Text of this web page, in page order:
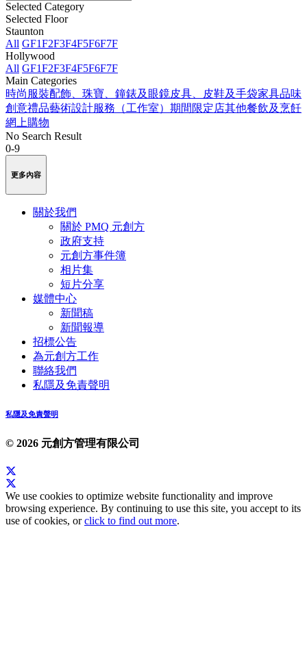
Selected Category
Selected Floor
Staunton
All GF1F2F3F4F5F6F7F
Hollywood
All GF1F2F3F4F5F6F7F
Main Categories
時尚服裝配飾、珠寶、鐘錶及眼鏡皮具、皮鞋及手袋家具品味
創意禮品藝術設計服務（工作室） 期間限定店其他餐飲及烹飪
網上購物
No Search Result
0-9
更多內容
關於我們
關於 PMQ 元創方
政府支持
元創方事件簿
相片集
短片分享
媒體中心
新聞稿
新聞報導
招標公告
為元創方工作
聯絡我們
私隱及免責聲明
私隱及免責聲明
© 2026 元創方管理有限公司
We use cookies to optimize website functionality and improve
browsing experience. By continuing to use this site, you accept to its
use of cookies, orclick to find out more.